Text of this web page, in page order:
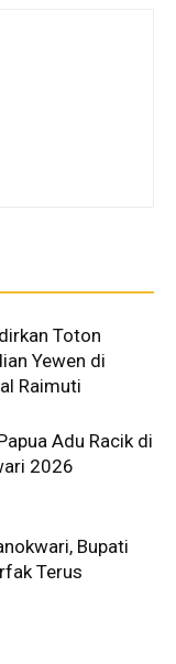
Toton
Yewen di
Raimuti
Adu Racik di
2026
Bupati
Terus